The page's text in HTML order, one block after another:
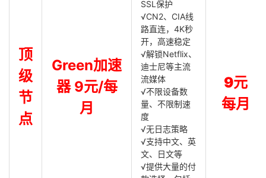
顶
级
节
点
Green加速
器 9元/每
月
SSL保护
√CN2、CIA线
路直连，4K秒
开，高速稳定
√解锁Netflix、
迪士尼等主流
流媒体
√不限设备数
量、不限制速
度
√无日志策略
√支持中文、英
文、日文等
√提供大量的付
9元
每月